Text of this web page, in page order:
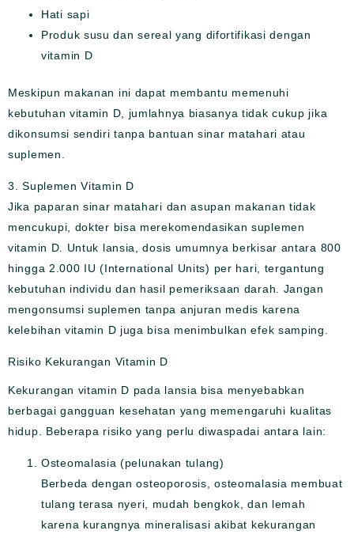
Hati sapi
Produk susu dan sereal yang difortifikasi dengan
vitamin D
Meskipun makanan ini dapat membantu memenuhi
kebutuhan vitamin D, jumlahnya biasanya tidak cukup jika
dikonsumsi sendiri tanpa bantuan sinar matahari atau
suplemen.
3. Suplemen Vitamin D
Jika paparan sinar matahari dan asupan makanan tidak
mencukupi, dokter bisa merekomendasikan suplemen
vitamin D. Untuk lansia, dosis umumnya berkisar antara 800
hingga 2.000 IU (International Units) per hari, tergantung
kebutuhan individu dan hasil pemeriksaan darah. Jangan
mengonsumsi suplemen tanpa anjuran medis karena
kelebihan vitamin D juga bisa menimbulkan efek samping.
Risiko Kekurangan Vitamin D
Kekurangan vitamin D pada lansia bisa menyebabkan
berbagai gangguan kesehatan yang memengaruhi kualitas
hidup. Beberapa risiko yang perlu diwaspadai antara lain:
Osteomalasia (pelunakan tulang)
Berbeda dengan osteoporosis, osteomalasia membuat
tulang terasa nyeri, mudah bengkok, dan lemah
karena kurangnya mineralisasi akibat kekurangan